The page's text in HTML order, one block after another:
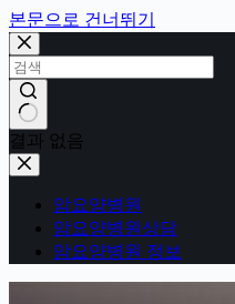
본문으로 건너뛰기
결과 없음
암요양병원
암요양병원상담
암요양병원 정보